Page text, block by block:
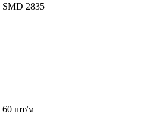
SMD 2835
60 шт/м